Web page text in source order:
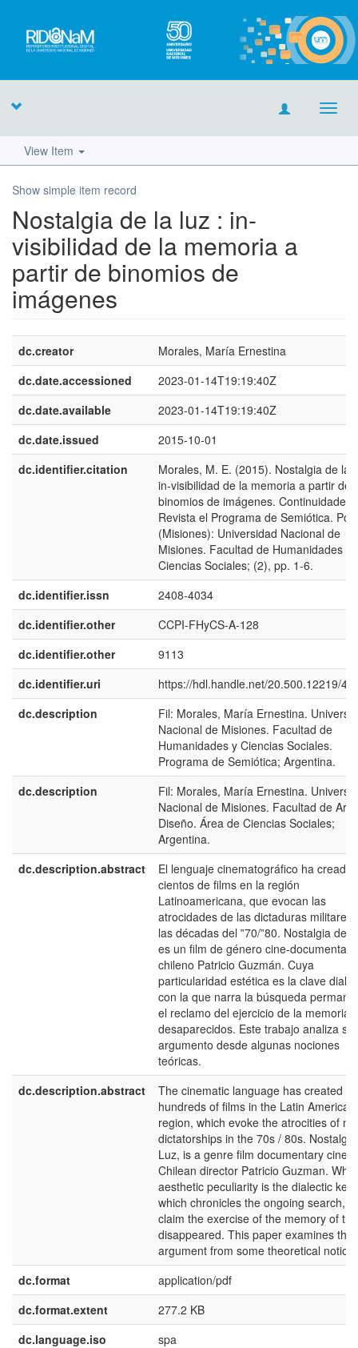
View Item
Show simple item record
Nostalgia de la luz : in-
visibilidad de la memoria a
partir de binomios de
imágenes
dc.creator
Morales, María Ernestina
dc.date.accessioned
2023-01-14T19:19:40Z
dc.date.available
2023-01-14T19:19:40Z
dc.date.issued
2015-10-01
dc.identifier.citation
Morales, M. E. (2015). Nostalgia de la
in-visibilidad de la memoria a partir de
binomios de imágenes. Continuidades:
Revista el Programa de Semiótica.
(Misiones): Universidad Nacional de
Misiones. Facultad de Humanidades y
Ciencias Sociales; (2), pp. 1-6.
dc.identifier.issn
2408-4034
dc.identifier.other
CCPI-FHyCS-A-128
dc.identifier.other
9113
dc.identifier.uri
https://hdl.handle.net/20.500.12219/
dc.description
Fil: Morales, María Ernestina.
Nacional de Misiones. Facultad de
Humanidades y Ciencias Sociales.
Programa de Semiótica; Argentina.
dc.description
Fil: Morales, María Ernestina.
Nacional de Misiones. Facultad de
Diseño. Área de Ciencias Sociales;
Argentina.
dc.description.abstract
El lenguaje cinematográfico ha creado
cientos de films en la región
Latinoamericana, que evocan las
atrocidades de las dictaduras militares
las décadas del ‟70/‟80. Nostalgia de
es un film de género cine-documental
chileno Patricio Guzmán. Cuya
particularidad estética es la clave
con la que narra la búsqueda
el reclamo del ejercicio de la memoria
desaparecidos. Este trabajo analiza su
argumento desde algunas nociones
teóricas.
dc.description.abstract
The cinematic language has created
hundreds of films in the Latin American
region, which evoke the atrocities of
dictatorships in the 70s / 80s.
Luz, is a genre film documentary
Chilean director Patricio Guzman.
aesthetic peculiarity is the dialectic key
which chronicles the ongoing search,
claim the exercise of the memory of the
disappeared. This paper examines the
argument from some theoretical
dc.format
application/pdf
dc.format.extent
277.2 KB
dc.language.iso
spa